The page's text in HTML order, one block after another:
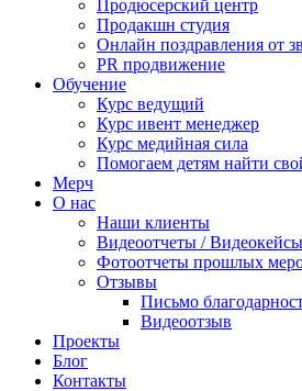
Продюсерский центр
Продакшн студия
Онлайн поздравления от
PR продвижение
Обучение
Курс ведущий
Курс ивент менеджер
Курс медийная сила
Помогаем детям найти
Мерч
О нас
Наши клиенты
Видеоотчеты / Видеокейсы
Фотоотчеты прошлых
Отзывы
Письмо
Видеоотзыв
Проекты
Блог
Контакты